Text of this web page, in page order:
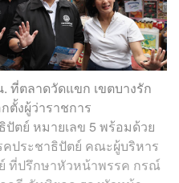
ที่ตลาดวัดแขก เขตบางรัก
ตั้งผู้ว่าราชการ
ตย์ หมายเลข 5 พร้อมด้วย
ประชาธิปัตย์ คณะผู้บริหาร
ที่ปรึกษาหัวหน้าพรรค กรณ์